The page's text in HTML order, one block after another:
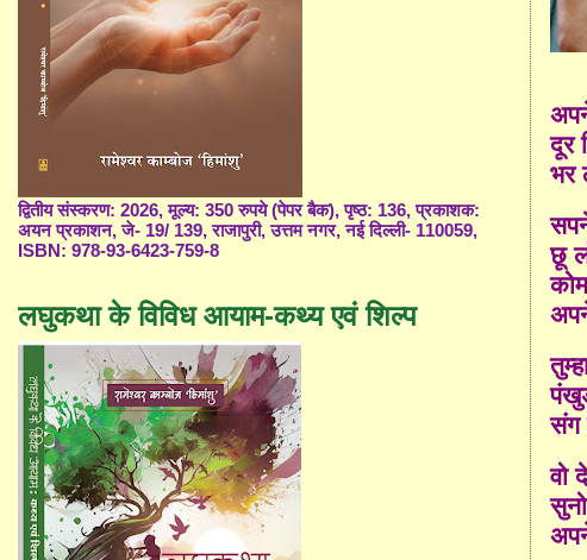
दूर
भर
छू
संग
वो
द्वितीय संस्करण: 2026, मूल्य: 350 रुपये (पेपर बैक), पृष्ठ: 136, प्रकाशक:
अयन प्रकाशन, जे- 19/ 139, राजापुरी, उत्तम नगर, नई दिल्ली- 110059,
ISBN: 978-93-6423-759-8
लघुकथा के विविध आयाम-कथ्य एवं शिल्प